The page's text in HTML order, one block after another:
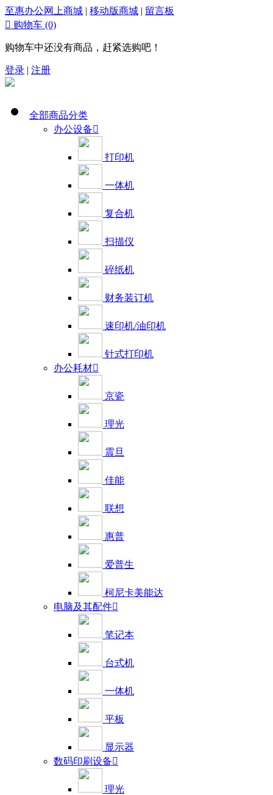
至惠办公网上商城 | 移动版商城 | 留言板
 购物车 (0)
购物车中还没有商品，赶紧选购吧！
登录 | 注册
全部商品分类
办公设备
打印机
一体机
复合机
扫描仪
碎纸机
财务装订机
速印机/油印机
针式打印机
办公耗材
京瓷
理光
震旦
佳能
联想
惠普
爱普生
柯尼卡美能达
电脑及其配件
笔记本
台式机
一体机
平板
显示器
数码印刷设备
理光